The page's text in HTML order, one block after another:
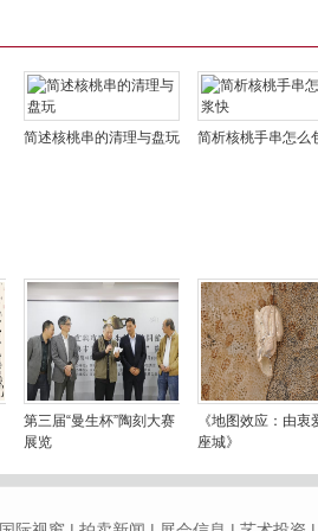
简述核桃串的清理与盘玩
简析核桃手串怎么
第三届“曼生杯”陶刻大赛
展览
《地图效应：由衷
座城》